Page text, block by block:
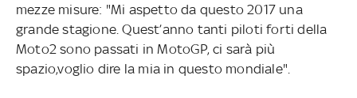
mezze misure: "Mi aspetto da questo 2017 una
grande stagione. Quest’anno tanti piloti forti della
Moto2 sono passati in MotoGP, ci sarà più
spazio,voglio dire la mia in questo mondiale".